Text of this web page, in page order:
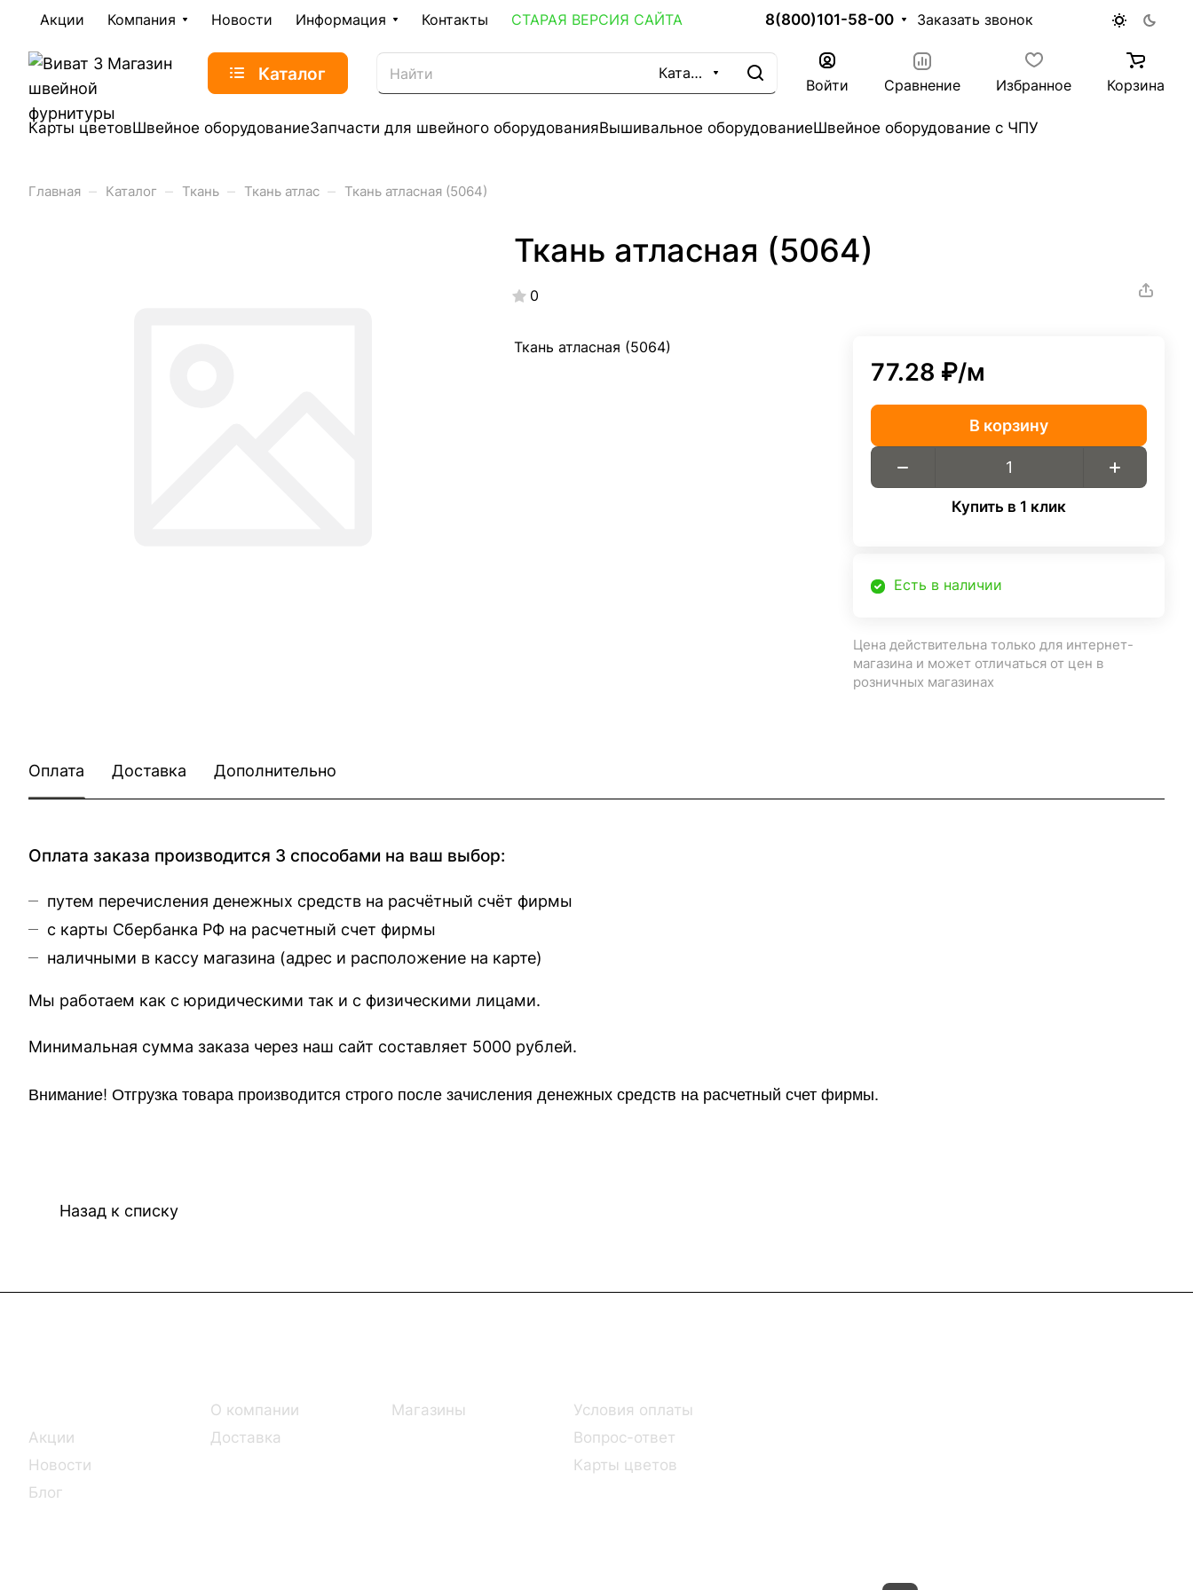
Акции Компания Новости Информация Контакты СТАРАЯ ВЕРСИЯ САЙТА 8(800)101-58-00 Заказать звонок
Каталог Каталог
Войти Сравнение Избранное Корзина
Карты цветовШвейное оборудованиеЗапчасти для швейного оборудованияВышивальное оборудованиеШвейное оборудование с ЧПУ
Главная – Каталог – Ткань – Ткань атлас – Ткань атласная (5064)
Ткань атласная (5064)
0
Ткань атласная (5064)
77.28 ₽/м
В корзину
Купить в 1 клик
Есть в наличии
Цена действительна только для интернет-
магазина и может отличаться от цен в
розничных магазинах
Оплата Доставка Дополнительно
Оплата заказа производится 3 способами на ваш выбор:
путем перечисления денежных средств на расчётный счёт фирмы
с карты Сбербанка РФ на расчетный счет фирмы
наличными в кассу магазина (адрес и расположение на карте)
Мы работаем как с юридическими так и с физическими лицами.
Минимальная сумма заказа через наш сайт составляет 5000 рублей.
Внимание! Отгрузка товара производится строго после зачисления денежных средств на расчетный счет фирмы.
Назад к списку
Акции
Новости
Блог
О компании
Доставка
Магазины
Условия оплаты
Вопрос-ответ
Карты цветов